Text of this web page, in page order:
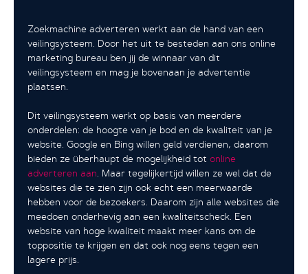
Zoekmachine adverteren werkt aan de hand van een
veilingsysteem. Door het uit te besteden aan ons online
marketing bureau ben jij de winnaar van dit
veilingsysteem en mag je bovenaan je advertentie
plaatsen.
Dit veilingsysteem werkt op basis van meerdere
onderdelen: de hoogte van je bod en de kwaliteit van je
website. Google en Bing willen geld verdienen, daarom
bieden ze überhaupt de mogelijkheid tot online
adverteren aan. Maar tegelijkertijd willen ze wel dat de
websites die te zien zijn ook echt een meerwaarde
hebben voor de bezoekers. Daarom zijn alle websites die
meedoen onderhevig aan een kwaliteitscheck. Een
website van hoge kwaliteit maakt meer kans om de
toppositie te krijgen en dat ook nog eens tegen een
lagere prijs.